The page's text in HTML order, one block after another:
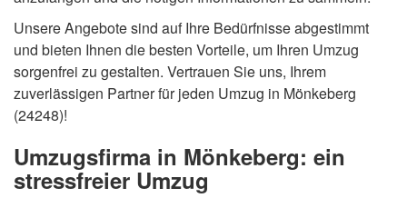
Unsere Angebote sind auf Ihre Bedürfnisse abgestimmt
und bieten Ihnen die besten Vorteile, um Ihren Umzug
sorgenfrei zu gestalten. Vertrauen Sie uns, Ihrem
zuverlässigen Partner für jeden Umzug in Mönkeberg
(24248)!
Umzugsfirma in Mönkeberg: ein
stressfreier Umzug